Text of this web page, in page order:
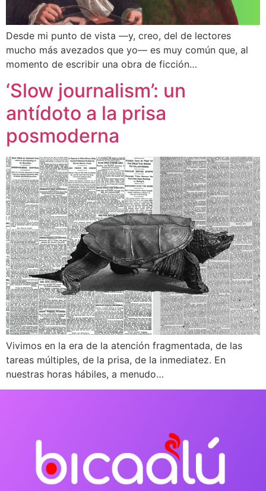
Desde mi punto de vista —y, creo, del de lectores
mucho más avezados que yo— es muy común que, al
momento de escribir una obra de ficción…
‘Slow journalism’: un
antídoto a la prisa
posmoderna
Vivimos en la era de la atención fragmentada, de las
tareas múltiples, de la prisa, de la inmediatez. En
nuestras horas hábiles, a menudo…